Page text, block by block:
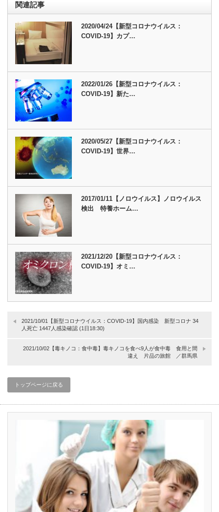
関連記事
2020/04/24【新型コロナウイルス：
COVID-19】カプ…
2022/01/26【新型コロナウイルス：
COVID-19】新た…
2020/05/27【新型コロナウイルス：
COVID-19】世界…
2017/01/11【ノロウイルス】ノロウイルス
検出 特養ホーム…
2021/12/20【新型コロナウイルス：
COVID-19】オミ…
2021/10/01【新型コロナウイルス：COVID-19】国内感染 新型コロナ 34
人死亡 1447人感染確認 (1日18:30)
2021/10/02【毒キノコ：食中毒】毒キノコを食べ9人が食中毒 食用と間
違え 片品の旅館 ／群馬県
トップページに戻る